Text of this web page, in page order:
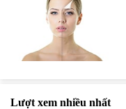
Lượt xem nhiều nhất